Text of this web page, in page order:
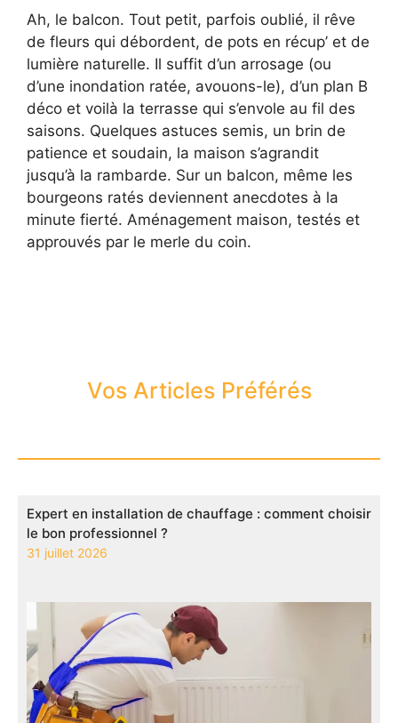
Ah, le balcon. Tout petit, parfois oublié, il rêve
de fleurs qui débordent, de pots en récup’ et de
lumière naturelle. Il suffit d’un arrosage (ou
d’une inondation ratée, avouons-le), d’un plan B
déco et voilà la terrasse qui s’envole au fil des
saisons. Quelques astuces semis, un brin de
patience et soudain, la maison s’agrandit
jusqu’à la rambarde. Sur un balcon, même les
bourgeons ratés deviennent anecdotes à la
minute fierté. Aménagement maison, testés et
approuvés par le merle du coin.
Vos Articles Préférés
Expert en installation de chauffage : comment choisir
le bon professionnel ?
31 juillet 2026